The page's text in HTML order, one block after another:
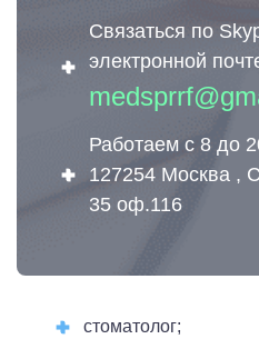
Связаться по
электронной
Работаем с 8 до
127254 Москва ,
35 оф.116
стоматолог;